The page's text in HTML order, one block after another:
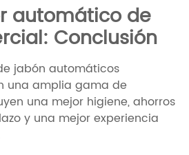
automático de
Conclusión
jabón automáticos
una amplia gama de
una mejor higiene, ahorros
y una mejor experiencia